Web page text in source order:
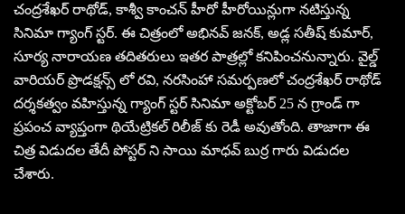
చంద్రశేఖర్ రాథోడ్, కాశ్వీ కాంచన్ హీరో హీరోయిన్లుగా నటిస్తున్న
సినిమా గ్యాంగ్ స్టర్. ఈ చిత్రంలో అభినవ్ జనక్, అడ్ల సతీష్ కుమార్,
సూర్య నారాయణ తదితరులు ఇతర పాత్రల్లో కనిపించనున్నారు. వైల్డ్
వారియర్ ప్రొడక్షన్స్ లో రవి, నరసింహా సమర్పణలో చంద్రశేఖర్ రాథోడ్
దర్శకత్వం వహిస్తున్న గ్యాంగ్ స్టర్ సినిమా అక్టోబర్ 25 న గ్రాండ్ గా
ప్రపంచ వ్యాప్తంగా థియేట్రికల్ రిలీజ్ కు రెడీ అవుతోంది. తాజాగా ఈ
చిత్ర విడుదల తేదీ పోస్టర్ ని సాయి మాధవ్ బుర్ర గారు విడుదల
చేశారు.